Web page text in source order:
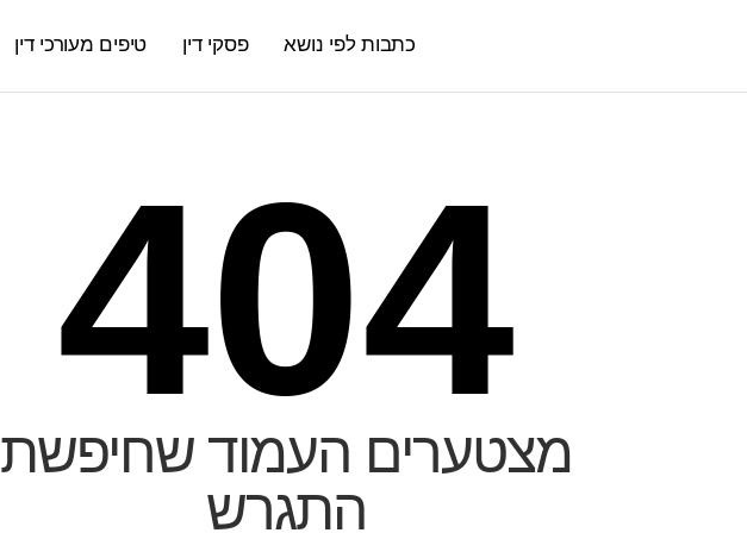
כתבות לפי נושא פסקי דין טיפים מעורכי דין
404
מצטערים העמוד שחיפשת
התגרש